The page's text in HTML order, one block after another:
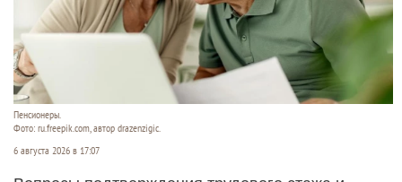
Пенсионеры.
Фото: ru.freepik.com, автор drazenzigic.
6 августа 2026 в 17:07